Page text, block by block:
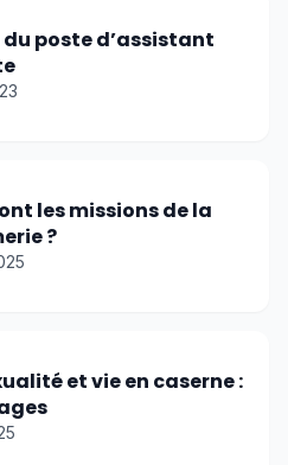
poste d’assistant
les missions de la
?
et vie en caserne :